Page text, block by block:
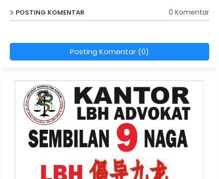
POSTING KOMENTAR 0 Komentar
Posting Komentar (0)